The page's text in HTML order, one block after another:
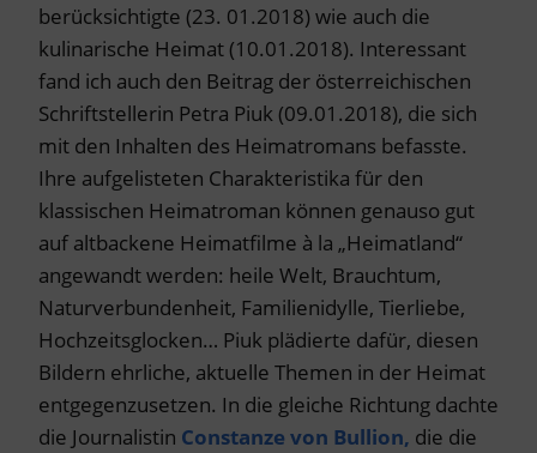
berücksichtigte (23. 01.2018) wie auch die
kulinarische Heimat (10.01.2018). Interessant
fand ich auch den Beitrag der österreichischen
Schriftstellerin Petra Piuk (09.01.2018), die sich
mit den Inhalten des Heimatromans befasste.
Ihre aufgelisteten Charakteristika für den
klassischen Heimatroman können genauso gut
auf altbackene Heimatfilme à la „Heimatland“
angewandt werden: heile Welt, Brauchtum,
Naturverbundenheit, Familienidylle, Tierliebe,
Hochzeitsglocken… Piuk plädierte dafür, diesen
Bildern ehrliche, aktuelle Themen in der Heimat
entgegenzusetzen. In die gleiche Richtung dachte
die Journalistin Constanze von Bullion, die die